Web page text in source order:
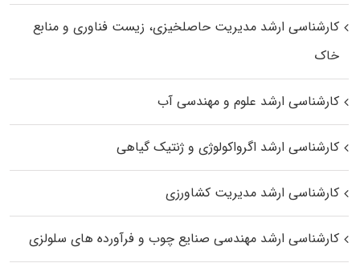
کارشناسی ارشد مدیریت حاصلخیزی، زیست فناوری و منابع
خاک
کارشناسی ارشد علوم و مهندسی آب
کارشناسی ارشد اگرواکولوژی و ژنتیک گیاهی
کارشناسی ارشد مدیریت کشاورزی
کارشناسی ارشد مهندسی صنایع چوب و فرآورده‌ های سلولزی